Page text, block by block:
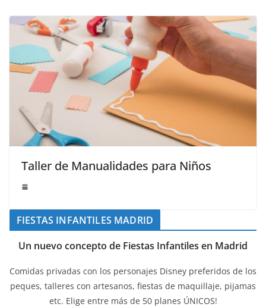
Taller de Manualidades para Niños
FIESTAS INFANTILES MADRID
Un nuevo concepto de Fiestas Infantiles en Madrid
Comidas privadas con los personajes Disney preferidos de los
peques, talleres con artesanos, fiestas de maquillaje, pijamas
etc. Elige entre más de 50 planes ÚNICOS!